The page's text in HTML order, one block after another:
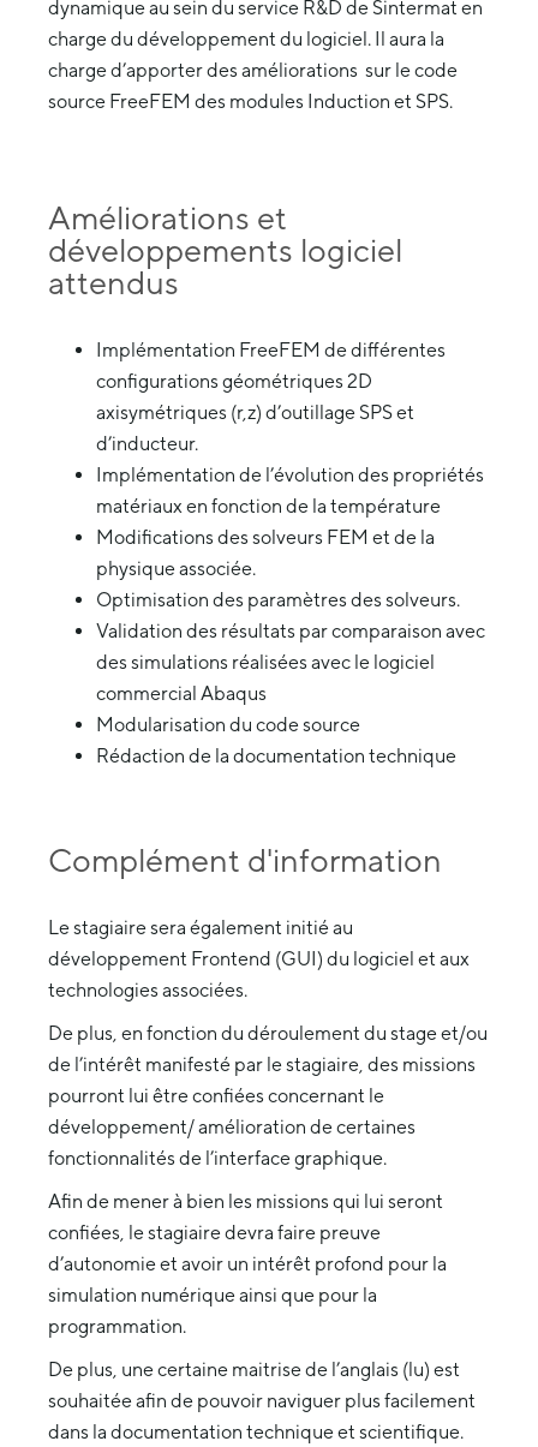
dynamique au sein du service R&D de Sintermat en
charge du développement du logiciel. Il aura la
charge d’apporter des améliorations sur le code
source FreeFEM des modules Induction et SPS.
Améliorations et
développements logiciel
attendus
Implémentation FreeFEM de différentes
configurations géométriques 2D
axisymétriques (r,z) d’outillage SPS et
d’inducteur.
Implémentation de l’évolution des propriétés
matériaux en fonction de la température
Modifications des solveurs FEM et de la
physique associée.
Optimisation des paramètres des solveurs.
Validation des résultats par comparaison avec
des simulations réalisées avec le logiciel
commercial Abaqus
Modularisation du code source
Rédaction de la documentation technique
Complément d'information
Le stagiaire sera également initié au
développement Frontend (GUI) du logiciel et aux
technologies associées.
De plus, en fonction du déroulement du stage et/ou
de l’intérêt manifesté par le stagiaire, des missions
pourront lui être confiées concernant le
développement/ amélioration de certaines
fonctionnalités de l’interface graphique.
Afin de mener à bien les missions qui lui seront
confiées, le stagiaire devra faire preuve
d’autonomie et avoir un intérêt profond pour la
simulation numérique ainsi que pour la
programmation.
De plus, une certaine maitrise de l’anglais (lu) est
souhaitée afin de pouvoir naviguer plus facilement
dans la documentation technique et scientifique.